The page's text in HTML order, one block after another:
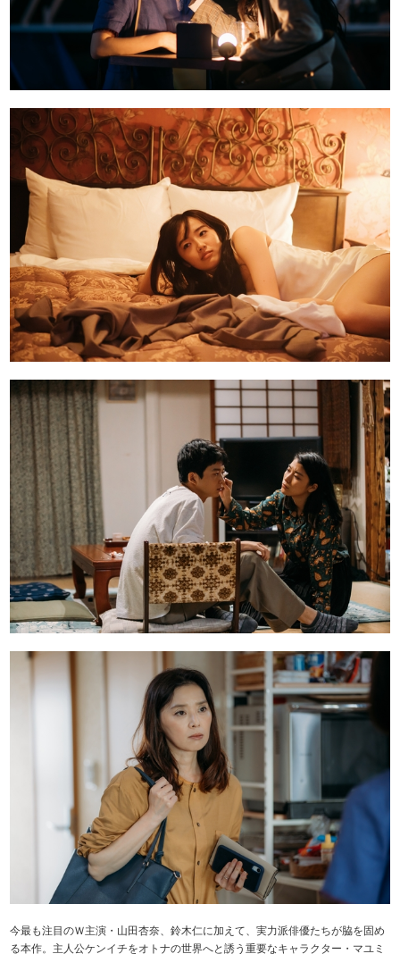
今最も注目のＷ主演・山田杏奈、鈴木仁に加えて、実力派俳優たちが脇を固め
る本作。主人公ケンイチをオトナの世界へと誘う重要なキャラクター・マユミ